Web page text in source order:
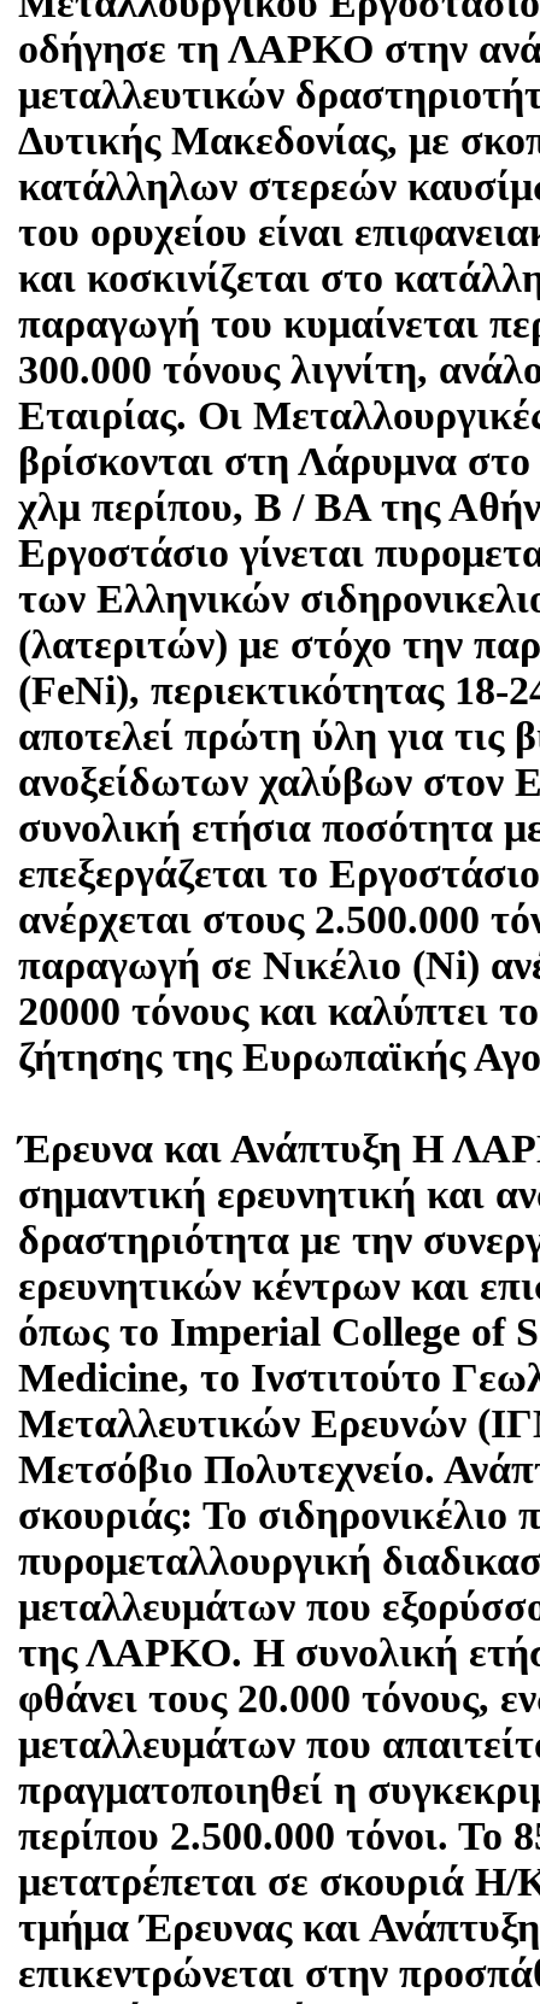
οδήγησε τη ΛΑΡΚΟ στην
μεταλλευτικών
Δυτικής Μακεδονίας, με
κατάλληλων στερεών
του ορυχείου είναι
και κοσκινίζεται στο
παραγωγή του κυμαίνεται
300.000 τόνους λιγνίτη,
Εταιρίας. Οι
βρίσκονται στη Λάρυμνα
χλμ περίπου, Β / ΒΑ της
Εργοστάσιο γίνεται
των Ελληνικών
(λατεριτών) με στόχο την
(FeNi), περιεκτικότητας 18-
αποτελεί πρώτη ύλη για τις
ανοξείδωτων χαλύβων στον
συνολική ετήσια ποσότητα
επεξεργάζεται το
ανέρχεται στους 2.500.000
παραγωγή σε Νικέλιο (Ni)
20000 τόνους και καλύπτει
ζήτησης της Ευρωπαϊκής
Έρευνα και Ανάπτυξη Η
σημαντική ερευνητική και
δραστηριότητα με την
ερευνητικών κέντρων και
όπως το Imperial College of
Medicine, το Ινστιτούτο
Μεταλλευτικών Ερευνών
Μετσόβιο Πολυτεχνείο.
σκουριάς: Το σιδηρονικέλιο
πυρομεταλλουργική
μεταλλευμάτων που
της ΛΑΡΚΟ. Η συνολική
φθάνει τους 20.000 τόνους,
μεταλλευμάτων που
πραγματοποιηθεί η
περίπου 2.500.000 τόνοι. Το
μετατρέπεται σε σκουριά
τμήμα Έρευνας και
επικεντρώνεται στην